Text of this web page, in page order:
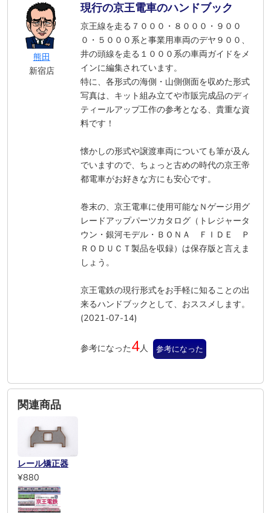
熊田
新宿店
現行の京王電車のハンドブック
京王線を走る７０００・８０００・９００
０・５０００系と事業用車両のデヤ９００、
井の頭線を走る１０００系の車両ガイドをメ
インに編集されています。
特に、各形式の海側・山側側面を収めた形式
写真は、キット組み立てや市販完成品のディ
ティールアップ工作の参考となる、貴重な資
料です！
懐かしの形式や譲渡車両についても筆が及ん
でいますので、ちょっと古めの時代の京王帝
都電車がお好きな方にも安心です。
巻末の、京王電車に使用可能なＮゲージ用グ
レードアップパーツカタログ（トレジャータ
ウン・銀河モデル・ＢＯＮＡ ＦＩＤＥ Ｐ
ＲＯＤＵＣＴ製品を収録）は保存版と言えま
しょう。
京王電鉄の現行形式をお手軽に知ることの出
来るハンドブックとして、おススメします。
(2021-07-14)
参考になった4人 参考になった
関連商品
レール矯正器
¥880